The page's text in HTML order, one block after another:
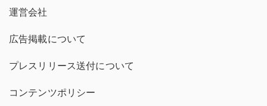
運営会社
広告掲載について
プレスリリース送付について
コンテンツポリシー